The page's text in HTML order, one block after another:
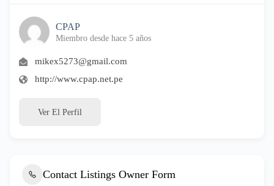
CPAP
Miembro desde hace 5 años
mikex5273@gmail.com
http://www.cpap.net.pe
Ver El Perfil
Contact Listings Owner Form